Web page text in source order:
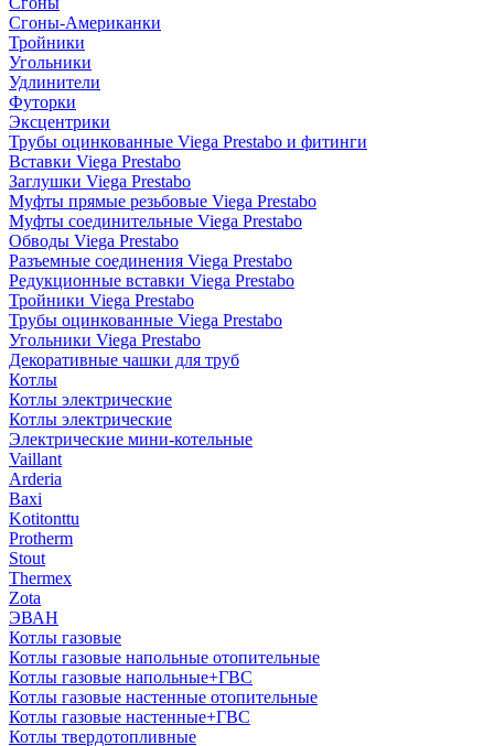
Сгоны-Американки
Тройники
Угольники
Удлинители
Футорки
Эксцентрики
Трубы оцинкованные Viega Prestabo и фитинги
Вставки Viega Prestabo
Заглушки Viega Prestabo
Муфты прямые резьбовые Viega Prestabo
Муфты соединительные Viega Prestabo
Обводы Viega Prestabo
Разъемные соединения Viega Prestabo
Редукционные вставки Viega Prestabo
Тройники Viega Prestabo
Трубы оцинкованные Viega Prestabo
Угольники Viega Prestabo
Декоративные чашки для труб
Котлы
Котлы электрические
Котлы электрические
Электрические мини-котельные
Vaillant
Arderia
Baxi
Kotitonttu
Protherm
Stout
Thermex
Zota
ЭВАН
Котлы газовые
Котлы газовые напольные отопительные
Котлы газовые напольные+ГВС
Котлы газовые настенные отопительные
Котлы газовые настенные+ГВС
Котлы твердотопливные